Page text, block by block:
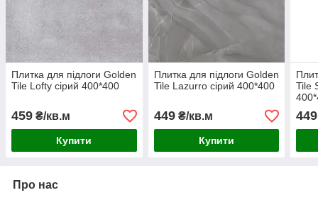
Плитка для підлоги Golden
Tile Lofty сірий 400*400
459 ₴/кв.м
Купити
Плитка для підлоги Golden
Tile Lazurro сірий 400*400
449₴/кв.м
Купити
Tile
449
Про нас